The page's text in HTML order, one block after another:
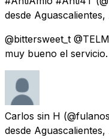
desde Aguascalientes,
@bittersweet_t
muy bueno el servicio.
Carlos sin H
desde Aguascalientes,